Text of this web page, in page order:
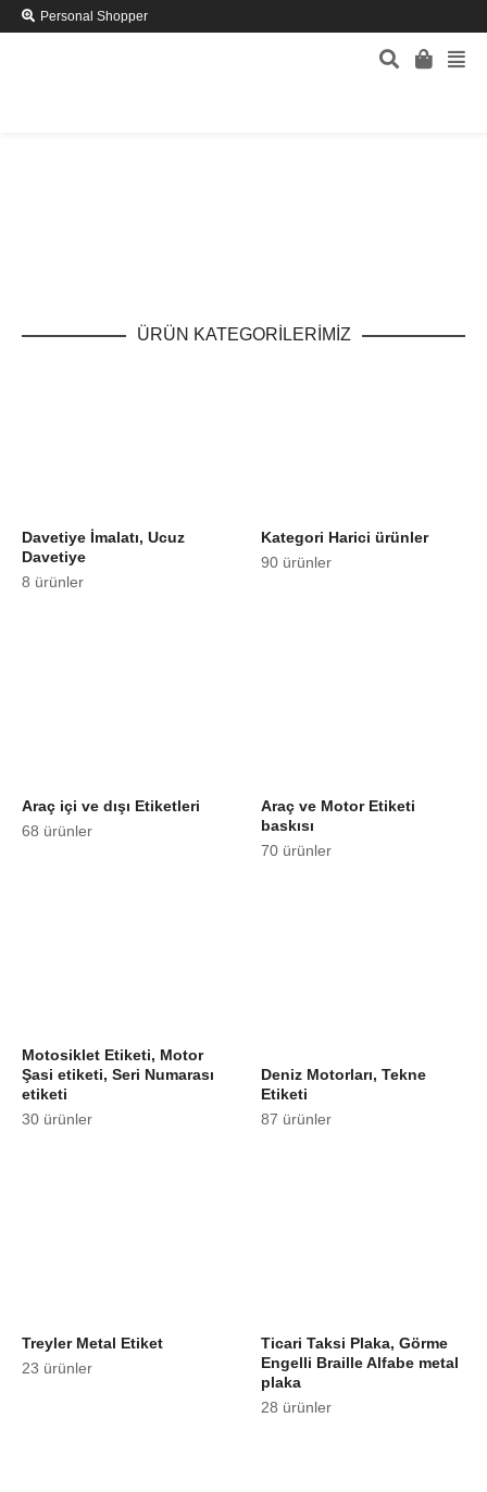
Personal Shopper
ÜRÜN KATEGORİLERİMİZ
Davetiye İmalatı, Ucuz
Davetiye
8 ürünler
Kategori Harici ürünler
90 ürünler
Araç içi ve dışı Etiketleri
68 ürünler
Araç ve Motor Etiketi
baskısı
70 ürünler
Motosiklet Etiketi, Motor
Şasi etiketi, Seri Numarası
etiketi
30 ürünler
Deniz Motorları, Tekne
Etiketi
87 ürünler
Treyler Metal Etiket
23 ürünler
Ticari Taksi Plaka, Görme
Engelli Braille Alfabe metal
plaka
28 ürünler